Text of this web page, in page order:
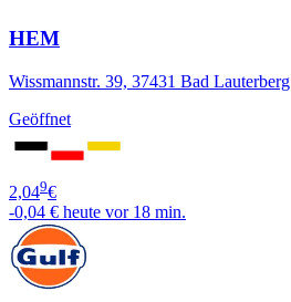
HEM
Wissmannstr. 39, 37431 Bad Lauterberg
Geöffnet
2,049€
-0,04 € heute vor 18 min.